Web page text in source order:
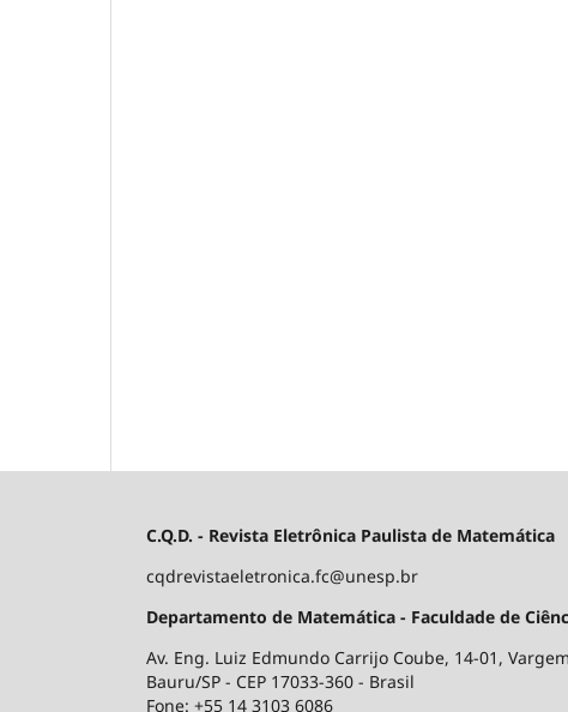
C.Q.D. - Revista Eletrônica Paulista de Matemática
cqdrevistaeletronica.fc@unesp.br
Departamento de Matemática - Faculdade de
Av. Eng. Luiz Edmundo Carrijo Coube, 14-01,
Bauru/SP - CEP 17033-360 - Brasil
Fone: +55 14 3103 6086